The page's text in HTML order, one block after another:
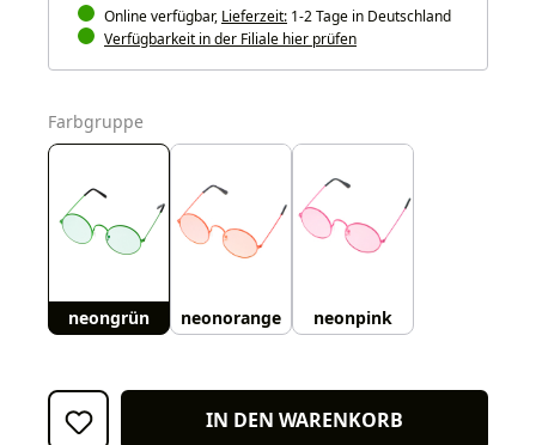
Online verfügbar, Lieferzeit: 1-2 Tage in Deutschland
Verfügbarkeit in der Filiale hier prüfen
Farbgruppe
neongrün neonorange neonpink
IN DEN WARENKORB